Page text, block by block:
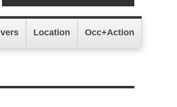
Location Occ+Action